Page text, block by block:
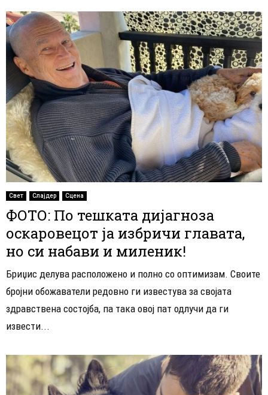
Свет Слајдер Сцена
ФОТО: По тешката дијагноза
оскаровецот ја избричи главата,
но си набави и миленик!
Бриџис делува расположено и полно со оптимизам. Своите
бројни обожаватели редовно ги известува за својата
здравствена состојба, па така овој пат одлучи да ги
извести...